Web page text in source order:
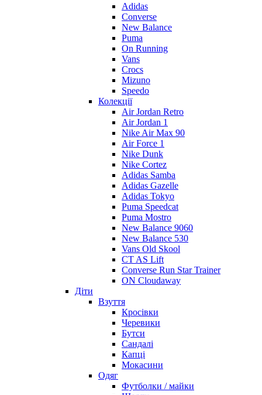
Adidas
Converse
New Balance
Puma
On Running
Vans
Crocs
Mizuno
Speedo
Колекції
Air Jordan Retro
Air Jordan 1
Nike Air Max 90
Air Force 1
Nike Dunk
Nike Cortez
Adidas Samba
Adidas Gazelle
Adidas Tokyo
Puma Speedcat
Puma Mostro
New Balance 9060
New Balance 530
Vans Old Skool
CT AS Lift
Converse Run Star Trainer
ON Cloudaway
Діти
Взуття
Кросівки
Черевики
Бутси
Сандалі
Капці
Мокасини
Одяг
Футболки / майки